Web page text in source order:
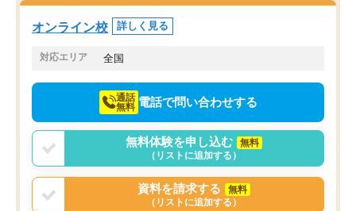
ったです。友達と好きな時間に自習
し、お互いを高めあえる環境がありま
けてらっしゃいますので
オンライン校 詳しく見る
対応エリア 全国
通話
無料 電話で問い合わせする
無料体験を申し込む
無料
（リストに追加する）
資料を請求する
無料
（リストに追加する）